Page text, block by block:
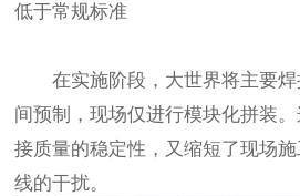
低于常规标准
在实施阶段，大世界将主要
间预制，现场仅进行模块化拼装
接质量的稳定性，又缩短了现场
线的干扰。